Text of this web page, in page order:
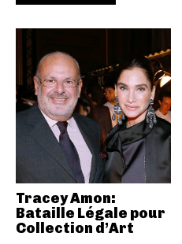
Tracey Amon:
Bataille Légale pour
Collection d’Art